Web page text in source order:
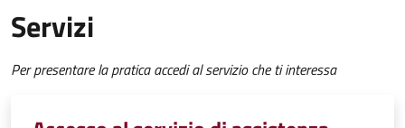
Servizi
Per presentare la pratica accedi al servizio che ti interessa